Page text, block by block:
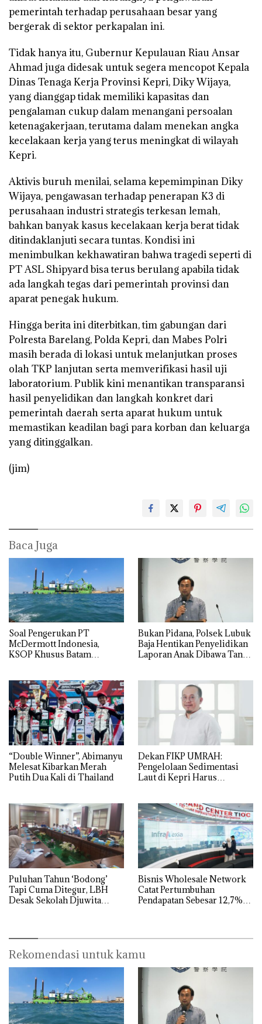
pemerintah terhadap perusahaan besar yang
bergerak di sektor perkapalan ini.
Tidak hanya itu, Gubernur Kepulauan Riau Ansar
Ahmad juga didesak untuk segera mencopot Kepala
Dinas Tenaga Kerja Provinsi Kepri, Diky Wijaya,
yang dianggap tidak memiliki kapasitas dan
pengalaman cukup dalam menangani persoalan
ketenagakerjaan, terutama dalam menekan angka
kecelakaan kerja yang terus meningkat di wilayah
Kepri.
Aktivis buruh menilai, selama kepemimpinan Diky
Wijaya, pengawasan terhadap penerapan K3 di
perusahaan industri strategis terkesan lemah,
bahkan banyak kasus kecelakaan kerja berat tidak
ditindaklanjuti secara tuntas. Kondisi ini
menimbulkan kekhawatiran bahwa tragedi seperti di
PT ASL Shipyard bisa terus berulang apabila tidak
ada langkah tegas dari pemerintah provinsi dan
aparat penegak hukum.
Hingga berita ini diterbitkan, tim gabungan dari
Polresta Barelang, Polda Kepri, dan Mabes Polri
masih berada di lokasi untuk melanjutkan proses
olah TKP lanjutan serta memverifikasi hasil uji
laboratorium. Publik kini menantikan transparansi
hasil penyelidikan dan langkah konkret dari
pemerintah daerah serta aparat hukum untuk
memastikan keadilan bagi para korban dan keluarga
yang ditinggalkan.
(jim)
Baca Juga
‎Soal Pengerukan PT
McDermott Indonesia,
KSOP Khusus Batam
Bukan Pidana, Polsek Lubuk
Baja Hentikan Penyelidikan
Laporan Anak Dibawa Tanpa
“Double Winner”, Abimanyu
Melesat Kibarkan Merah
Putih Dua Kali di Thailand
Dekan FIKP UMRAH:
Pengelolaan Sedimentasi
Laut di Kepri Harus
dengan Konservasi
Puluhan Tahun ‘Bodong’
Tapi Cuma Ditegur, LBH
Desak Sekolah Djuwita
Bisnis Wholesale Network
Catat Pertumbuhan
Pendapatan Sebesar 12,7%
Rekomendasi untuk kamu